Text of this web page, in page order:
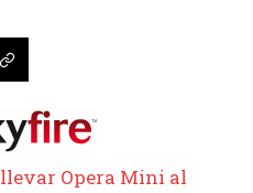
llevar Opera Mini al